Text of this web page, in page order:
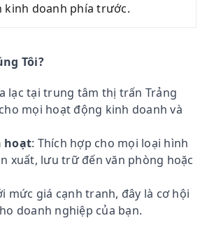
kinh doanh phía trước.
Tôi?
lạc tại trung tâm thị trấn Trảng
mọi hoạt động kinh doanh và
hoạt: Thích hợp cho mọi loại hình
xuất, lưu trữ đến văn phòng hoặc
mức giá cạnh tranh, đây là cơ hội
doanh nghiệp của bạn.